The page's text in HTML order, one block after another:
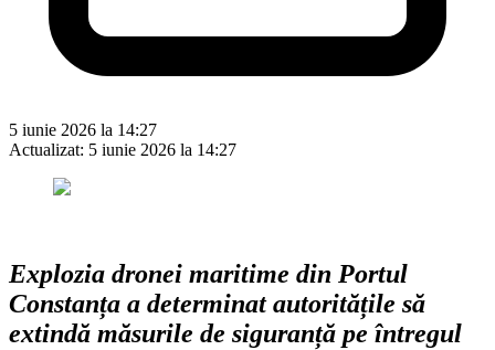
5 iunie 2026 la 14:27
Actualizat: 5 iunie 2026 la 14:27
Explozia dronei maritime din Portul
Constanța a determinat autoritățile să
extindă măsurile de siguranță pe întregul